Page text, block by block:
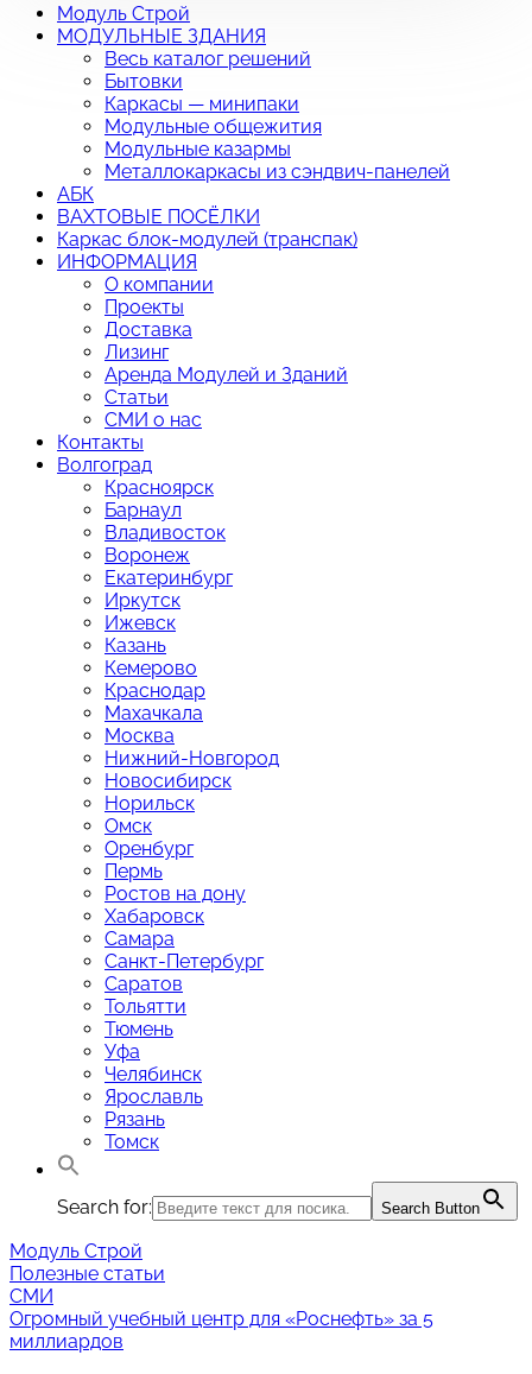
Модуль Строй
МОДУЛЬНЫЕ ЗДАНИЯ
Весь каталог решений
Бытовки
Каркасы — минипаки
Модульные общежития
Модульные казармы
Металлокаркасы из сэндвич-панелей
АБК
ВАХТОВЫЕ ПОСЁЛКИ
Каркас блок-модулей (транспак)
ИНФОРМАЦИЯ
О компании
Проекты
Доставка
Лизинг
Аренда Модулей и Зданий
Статьи
СМИ о нас
Контакты
Волгоград
Красноярск
Барнаул
Владивосток
Воронеж
Екатеринбург
Иркутск
Ижевск
Казань
Кемерово
Краснодар
Махачкала
Москва
Нижний-Новгород
Новосибирск
Норильск
Омск
Оренбург
Пермь
Ростов на дону
Хабаровск
Самара
Санкт-Петербург
Саратов
Тольятти
Тюмень
Уфа
Челябинск
Ярославль
Рязань
Томск
Search for: Search Button
Модуль Строй
Полезные статьи
СМИ
Огромный учебный центр для «Роснефть» за 5
миллиардов